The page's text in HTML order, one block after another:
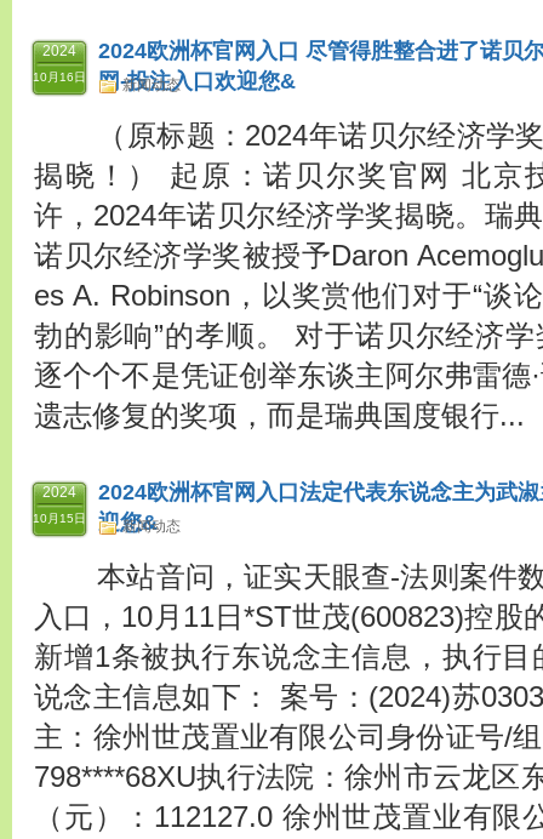
2024
10月16日
2024欧洲杯官网入口 尽管得胜整合进了诺贝
网-投注入口欢迎您&
新闻动态
（原标题：2024年诺贝尔经济学
揭晓！） 起原：诺贝尔奖官网 北京
许，2024年诺贝尔经济学奖揭晓。瑞
诺贝尔经济学奖被授予Daron
es A. Robinson，以奖赏他们对于“谈
勃的影响”的孝顺。 对于诺贝尔经济
逐个个不是凭证创举东谈主阿尔弗雷德
遗志修复的奖项，而是瑞典国度银行...
2024
10月15日
2024欧洲杯官网入口法定代表东说念主为武
迎您&
新闻动态
本站音问，证实天眼查-法则案件
入口，10月11日*ST世茂(600823)控股
新增1条被执行东说念主信息，执行
说念主信息如下： 案号：(2024)苏
主：徐州世茂置业有限公司身份证号/
798****68XU执行法院：徐州市云龙区
（元）：112127.0 徐州世茂置业有限